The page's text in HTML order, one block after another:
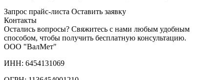
Запрос прайс-листа Оставить заявку
Контакты
Остались вопросы? Свяжитесь с нами любым удобным
способом, чтобы получить бесплатную консультацию.
ООО "ВалМет"
ИНН: 6454131069